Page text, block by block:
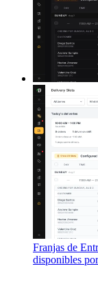
Franjas de
disponibles